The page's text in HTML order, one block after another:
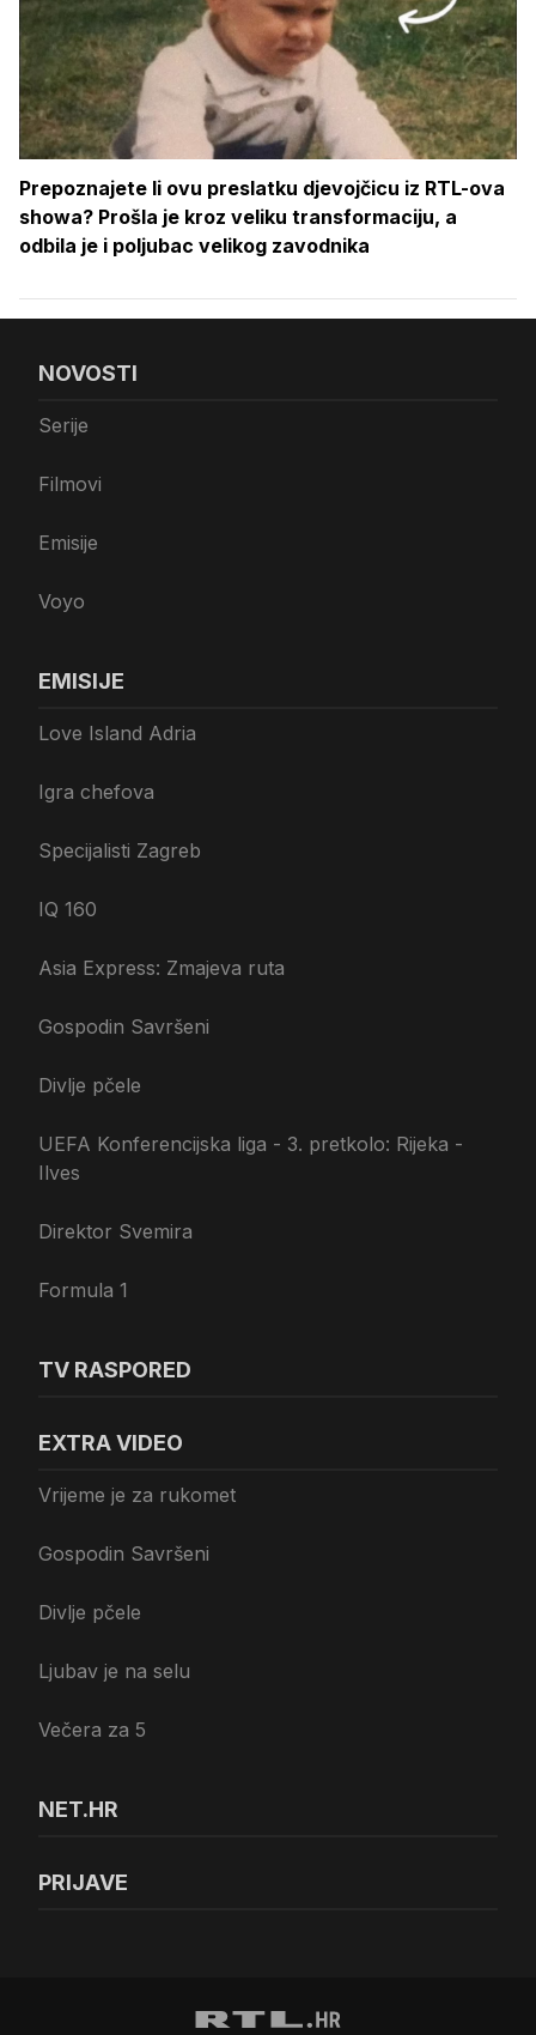
Prepoznajete li ovu preslatku djevojčicu iz RTL-ova
showa? Prošla je kroz veliku transformaciju, a
odbila je i poljubac velikog zavodnika
NOVOSTI
Serije
Filmovi
Emisije
Voyo
EMISIJE
Love Island Adria
Igra chefova
Specijalisti Zagreb
IQ 160
Asia Express: Zmajeva ruta
Gospodin Savršeni
Divlje pčele
UEFA Konferencijska liga - 3. pretkolo: Rijeka -
Ilves
Direktor Svemira
Formula 1
TV RASPORED
EXTRA VIDEO
Vrijeme je za rukomet
Gospodin Savršeni
Divlje pčele
Ljubav je na selu
Večera za 5
NET.HR
PRIJAVE